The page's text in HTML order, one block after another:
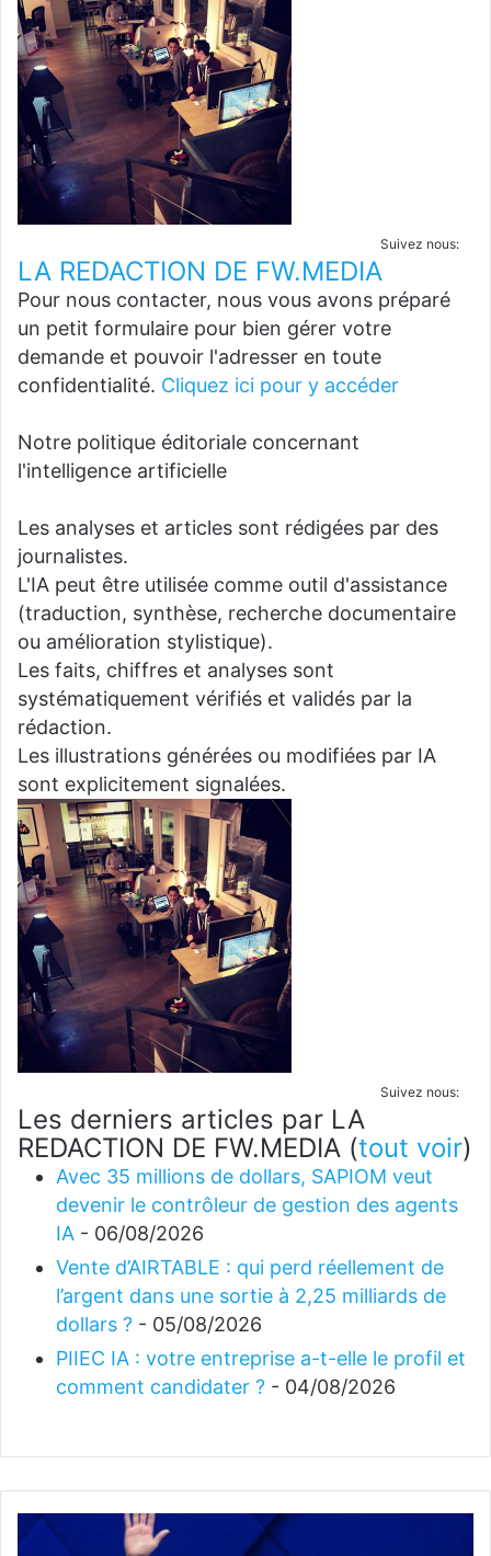
Suivez nous:
LA REDACTION DE FW.MEDIA
Pour nous contacter, nous vous avons préparé
un petit formulaire pour bien gérer votre
demande et pouvoir l'adresser en toute
confidentialité. Cliquez ici pour y accéder
Notre politique éditoriale concernant
l'intelligence artificielle
Les analyses et articles sont rédigées par des
journalistes.
L'IA peut être utilisée comme outil d'assistance
(traduction, synthèse, recherche documentaire
ou amélioration stylistique).
Les faits, chiffres et analyses sont
systématiquement vérifiés et validés par la
rédaction.
Les illustrations générées ou modifiées par IA
sont explicitement signalées.
Suivez nous:
Les derniers articles par LA
REDACTION DE FW.MEDIA (tout voir)
Avec 35 millions de dollars, SAPIOM veut
devenir le contrôleur de gestion des agents
IA - 06/08/2026
Vente d’AIRTABLE : qui perd réellement de
l’argent dans une sortie à 2,25 milliards de
dollars ? - 05/08/2026
PIIEC IA : votre entreprise a-t-elle le profil et
comment candidater ? - 04/08/2026